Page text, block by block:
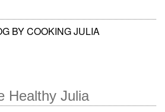
BY COOKING JULIA
Healthy Julia